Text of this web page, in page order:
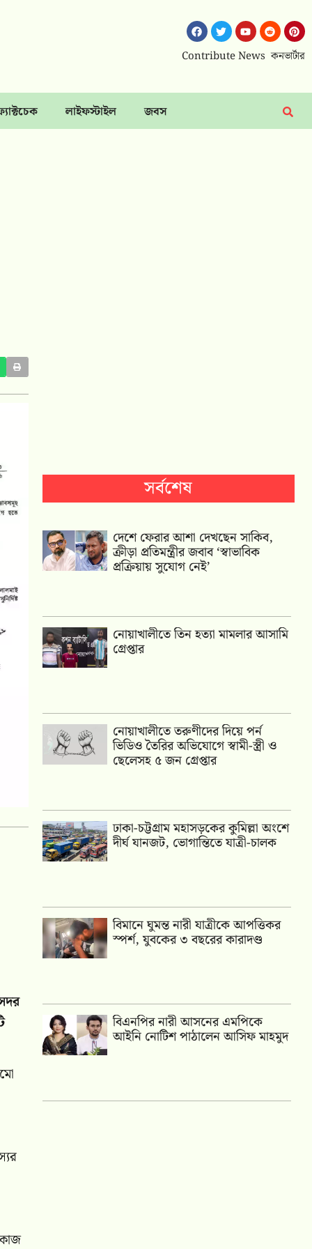
Contribute News কনভার্টার
লাইফস্টাইল জবস
সর্বশেষ
দেশে ফেরার আশা দেখছেন সাকিব,
ক্রীড়া প্রতিমন্ত্রীর জবাব ‘স্বাভাবিক
প্রক্রিয়ায় সুযোগ নেই’
নোয়াখালীতে তিন হত্যা মামলার আসামি
গ্রেপ্তার
নোয়াখালীতে তরুণীদের দিয়ে পর্ন
ভিডিও তৈরির অভিযোগে স্বামী-স্ত্রী ও
ছেলেসহ ৫ জন গ্রেপ্তার
ঢাকা-চট্টগ্রাম মহাসড়কের কুমিল্লা অংশে
দীর্ঘ যানজট, ভোগান্তিতে যাত্রী-চালক
বিমানে ঘুমন্ত নারী যাত্রীকে আপত্তিকর
স্পর্শ, যুবকের ৩ বছরের কারাদণ্ড
বিএনপির নারী আসনের এমপিকে
আইনি নোটিশ পাঠালেন আসিফ মাহমুদ